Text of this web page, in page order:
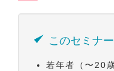
このセミナ
若年者（〜20